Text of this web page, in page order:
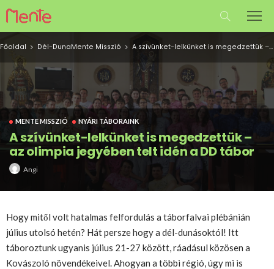
Főoldal Dél-DunaMente Misszió A szívünket-lelkünket is megedzettük – az olimpia jegyében telt idén a DD tábor
MENTE MISSZIÓ NYÁRI TÁBORAINK
A szívünket-lelkünket is megedzettük –
az olimpia jegyében telt idén a DD tábor
Angi
Hogy mitől volt hatalmas felfordulás a táborfalvai plébánián
július utolsó hetén? Hát persze hogy a dél-dunásoktól! Itt
táboroztunk ugyanis július 21-27 között, ráadásul közösen a
Kovászoló növendékeivel. Ahogyan a többi régió, úgy mi is